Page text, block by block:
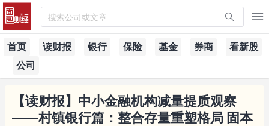
搜索公司或文章
首页 读财报 银行 保险 基金 券商
看新股
公司
【读财报】中小金融机构减量提质观察
——村镇银行篇：整合存量重塑格局 固本